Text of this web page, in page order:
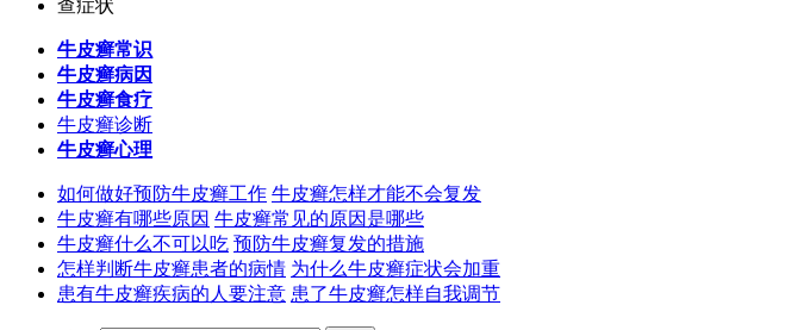
查症状
牛皮癣常识
牛皮癣病因
牛皮癣食疗
牛皮癣诊断
牛皮癣心理
如何做好预防牛皮癣工作 牛皮癣怎样才能不会复发
牛皮癣有哪些原因 牛皮癣常见的原因是哪些
牛皮癣什么不可以吃 预防牛皮癣复发的措施
怎样判断牛皮癣患者的病情 为什么牛皮癣症状会加重
患有牛皮癣疾病的人要注意 患了牛皮癣怎样自我调节